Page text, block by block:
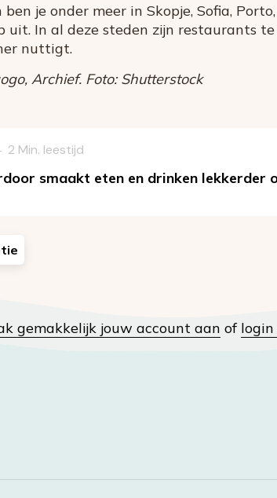
je onder meer in Skopje, Sofia,
uit. In al deze steden zijn restaurants
nuttigt.
Archief. Foto: Shutterstock
2 Min. leestijd
smaakt eten en drinken lekkerder
gemakkelijk jouw account aan of login